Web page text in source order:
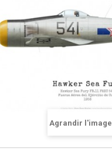
Agrandir l'image